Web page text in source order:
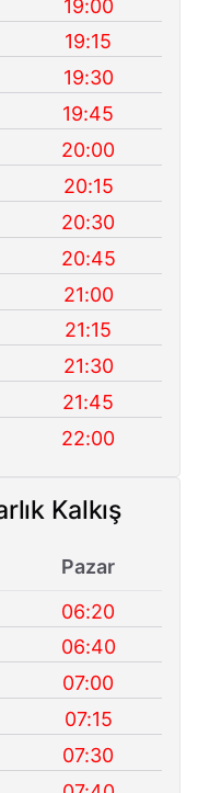
19:00
19:15
19:30
19:45
20:00
20:15
20:30
20:45
21:00
21:15
21:30
21:45
22:00
Kalkış
Pazar
06:20
06:40
07:00
07:15
07:30